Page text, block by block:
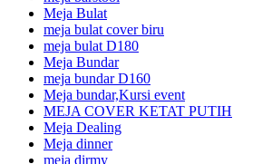
Meja Bulat
meja bulat cover biru
meja bulat D180
Meja Bundar
meja bundar D160
Meja bundar,Kursi event
MEJA COVER KETAT PUTIH
Meja Dealing
Meja dinner
meja dirmy